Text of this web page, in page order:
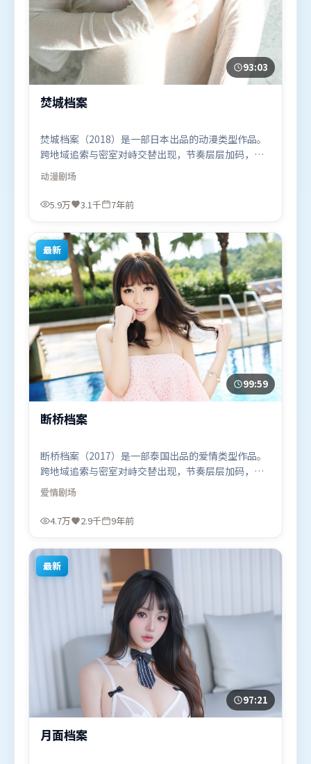
93:03
焚城档案
焚城档案（2018）是一部日本出品的动漫类型作品。
跨地域追索与密室对峙交替出现，节奏层层加码，张
力持续上扬。高潮段落信息密度高，情绪释放与主题
回扣同时完成。由薛晓路执导，马东锡、孙艺珍、基
里安·墨菲，周冬雨、胡歌等联袂出演。影片于2018
漫题材的观众观看。
动漫剧场
5.9万 3.1千 7年前
最新
99:59
断桥档案
断桥档案（2017）是一部泰国出品的爱情类型作品。
跨地域追索与密室对峙交替出现，节奏层层加码，张
力持续上扬。群像刻画各有弧光，配角亦承担叙事推
进功能。由冯小刚执导，杨紫、艾米莉·布朗特、汤
唯，提莫西·查拉米等联袂出演。影片于2017年3月
材的观众观看。
爱情剧场
4.7万 2.9千 9年前
最新
97:21
月面档案